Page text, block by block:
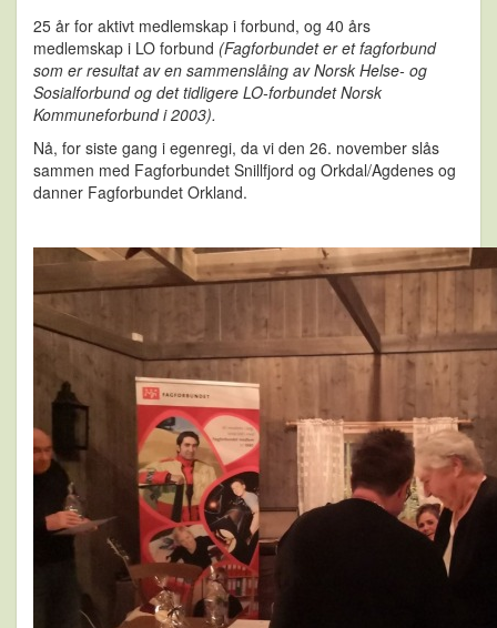
25 år for aktivt medlemskap i forbund, og 40 års
medlemskap i LO forbund (Fagforbundet er et fagforbund
som er resultat av en sammenslåing av Norsk Helse- og
Sosialforbund og det tidligere LO-forbundet Norsk
Kommuneforbund i 2003).
Nå, for siste gang i egenregi, da vi den 26. november slås
sammen med Fagforbundet Snillfjord og Orkdal/Agdenes og
danner Fagforbundet Orkland.